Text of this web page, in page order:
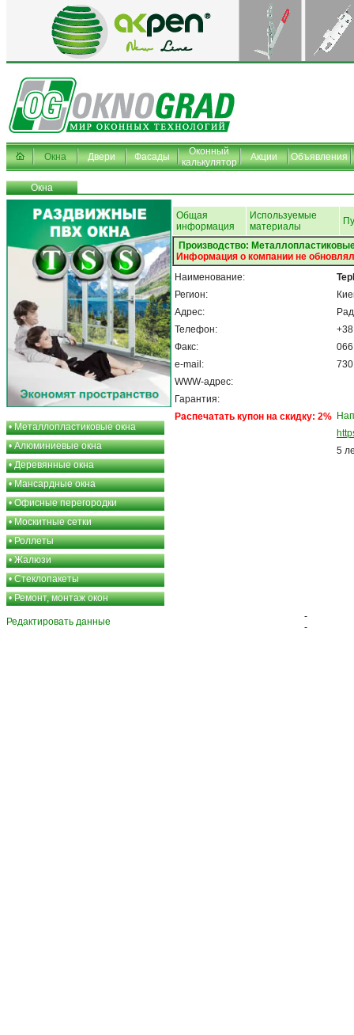
Окна Двери Фасады
Оконный
калькулятор
Акции Объявления
Окна
•Металлопластиковые окна
•Алюминиевые окна
•Деревянные окна
•Мансардные окна
•Офисные перегородки
•Москитные сетки
•Роллеты
•Жалюзи
•Стеклопакеты
•Ремонт, монтаж окон
Общая
информация
Используемые
материалы
Производство:
Информация о компании не
Наименование:
Регион:
Адрес:
Телефон:
Факс:
e-mail:
WWW-адрес:
Гарантия:
Распечатать купон на скидку: 2%
730
5
Редактировать данные
-
-